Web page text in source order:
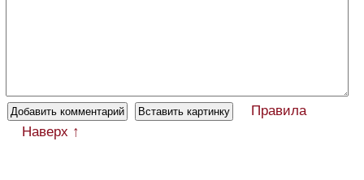
Правила
Наверх ↑